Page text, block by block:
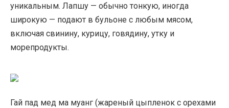
уникальным. Лапшу — обычно тонкую, иногда
широкую — подают в бульоне с любым мясом,
включая свинину, курицу, говядину, утку и
морепродукты.
Гай пад мед ма муанг (жареный цыпленок с орехами